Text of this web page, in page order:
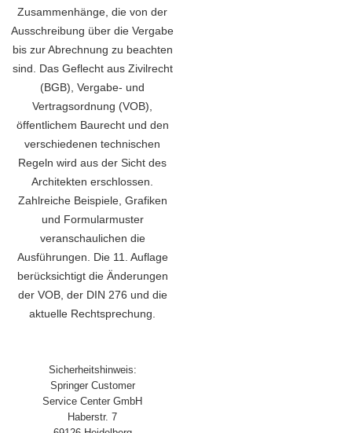
Zusammenhänge, die von der
Ausschreibung über die Vergabe
bis zur Abrechnung zu beachten
sind. Das Geflecht aus Zivilrecht
(BGB), Vergabe- und
Vertragsordnung (VOB),
öffentlichem Baurecht und den
verschiedenen technischen
Regeln wird aus der Sicht des
Architekten erschlossen.
Zahlreiche Beispiele, Grafiken
und Formularmuster
veranschaulichen die
Ausführungen. Die 11. Auflage
berücksichtigt die Änderungen
der VOB, der DIN 276 und die
aktuelle Rechtsprechung.
Sicherheitshinweis:
Springer Customer
Service Center GmbH
Haberstr. 7